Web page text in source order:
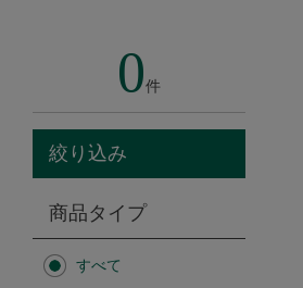
ソーシャルギフト
カタログギフト
0件
絞り込み
商品タイプ
すべて